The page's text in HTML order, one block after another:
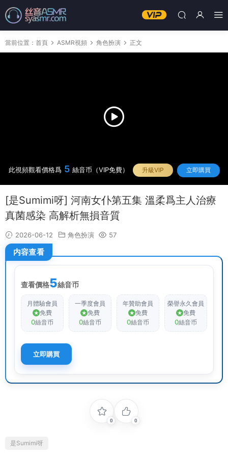
當前位置： 首頁 ASMR視頻 角色扮演 正文
此視頻觀看價格爲 5 絲音币（VIP免費） 升級VIP 立即購買
[是Sumimi呀] 河南女仆第五集 溫柔爲主人治療
真菌感染 高解析無損音質
2026-06-12 角色扮演 57
内容查看
查看價格5絲音币
月體驗會員
免費
0絲音币
一季度會員
免費
0絲音币
年贊助會員
免費
0絲音币
榮譽永久會員
免費
0絲音币
立即購買
0 0
是Sumimi呀